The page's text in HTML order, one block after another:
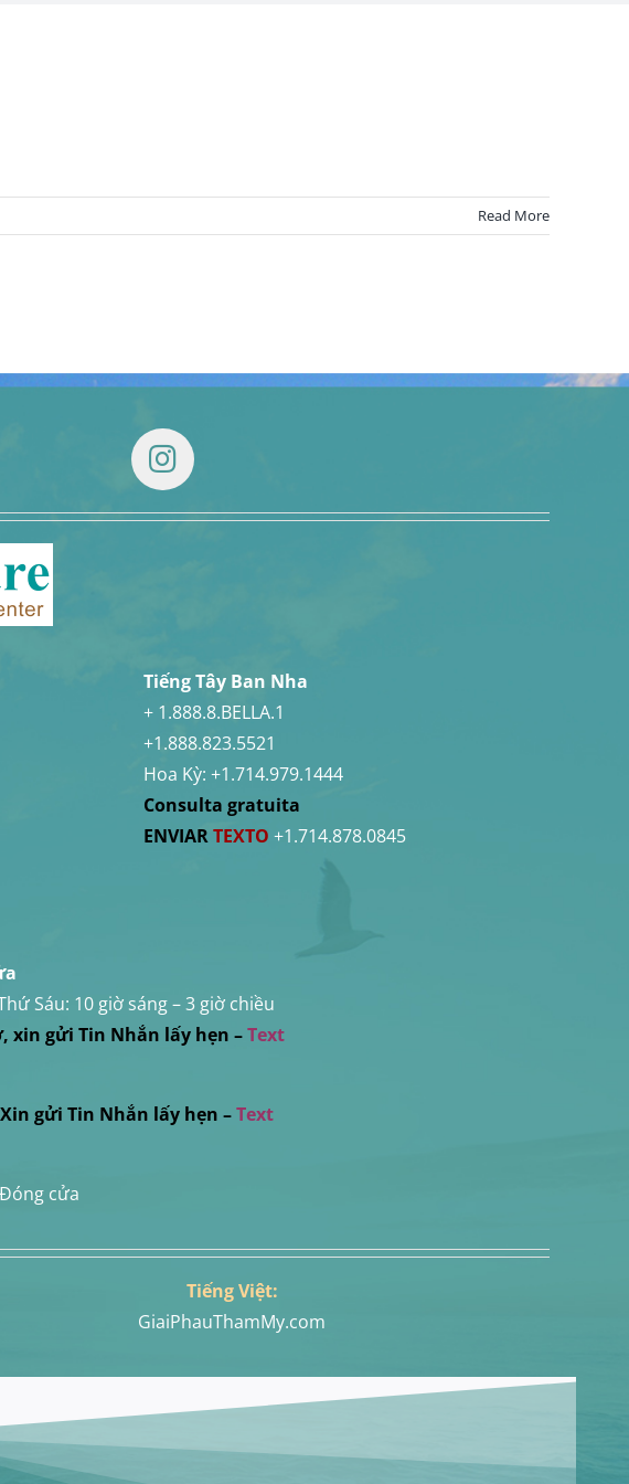
Read More
Tiếng Tây Ban Nha
+ 1.888.8.BELLA.1
+1.888.823.5521
Hoa Kỳ: +1.714.979.1444
Consulta gratuita
ENVIARTEXTO +1.714.878.0845
Sáu: 10 giờ sáng – 3 giờ chiều
xin gửi Tin Nhắn lấy hẹn –Text
Xin gửi Tin Nhắn lấy hẹn –Text
cửa
Tiếng Việt:
GiaiPhauThamMy.com